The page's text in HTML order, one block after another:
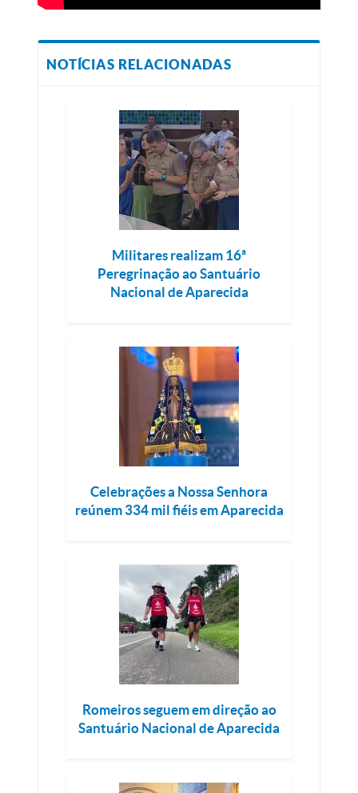
NOTÍCIAS RELACIONADAS
Militares realizam 16ª
Peregrinação ao Santuário
Nacional de Aparecida
Celebrações a Nossa Senhora
reúnem 334 mil fiéis em Aparecida
Romeiros seguem em direção ao
Santuário Nacional de Aparecida